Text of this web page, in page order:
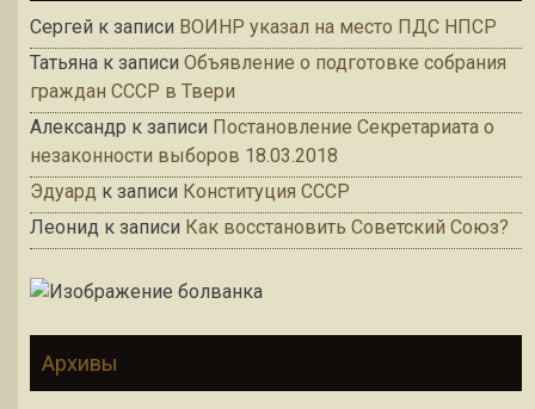
Сергей к записи ВОИНР указал на место ПДС НПСР
Татьяна к записи Объявление о подготовке собрания
граждан СССР в Твери
Александр к записи Постановление Секретариата о
незаконности выборов 18.03.2018
Эдуард к записи Конституция СССР
Леонид к записи Как восстановить Советский Союз?
Архивы